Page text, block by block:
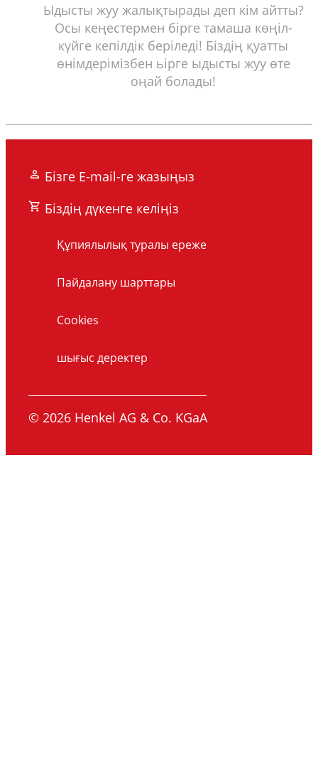
Ыдысты жуу жалықтырады деп кім айтты?
Осы кеңестермен бірге тамаша көңіл-
күйге кепілдік беріледі! Біздің қуатты
өнімдерімізбен ьірге ыдысты жуу өте
оңай болады!
Бізге E-mail-ге жазыңыз
Біздің дүкенге келіңіз
Құпиялылық туралы ереже
Пайдалану шарттары
Cookies
шығыс деректер
© 2026 Henkel AG & Co. KGaA